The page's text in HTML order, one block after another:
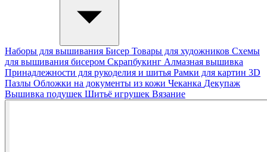
Наборы для вышивания Бисер Товары для художников Схемы
для вышивания бисером Скрапбукинг Алмазная вышивка
Принадлежности для рукоделия и шитья Рамки для картин 3D
Пазлы Обложки на документы из кожи Чеканка Декупаж
Вышивка подушек Шитьё игрушек Вязание